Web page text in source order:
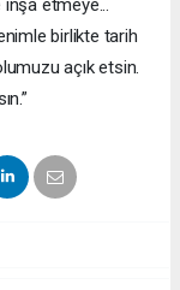
etmeye...
birlikte tarih
açık etsin.